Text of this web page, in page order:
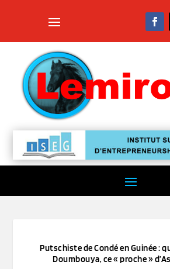
Putschiste de Condé en Guinée :
Doumbouya, ce « proche »